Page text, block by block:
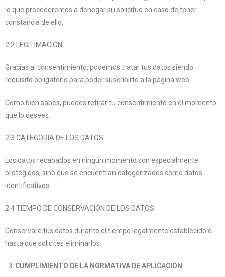
lo que procederemos a denegar su solicitud en caso de tener
constancia de ello.
2.2 LEGITIMACIÓN
Gracias al consentimiento, podemos tratar tus datos siendo
requisito obligatorio para poder suscribirte a la página web.
Como bien sabes, puedes retirar tu consentimiento en el momento
que lo desees.
2.3 CATEGORIA DE LOS DATOS
Los datos recabados en ningún momento son especialmente
protegidos, sino que se encuentran categorizados como datos
identificativos.
2.4 TIEMPO DE CONSERVACIÓN DE LOS DATOS
Conservaré tus datos durante el tiempo legalmente establecido o
hasta que solicites eliminarlos.
CUMPLIMIENTO DE LA NORMATIVA DE APLICACIÓN